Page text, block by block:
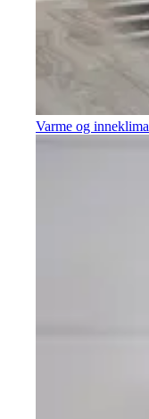
Varme og inneklima